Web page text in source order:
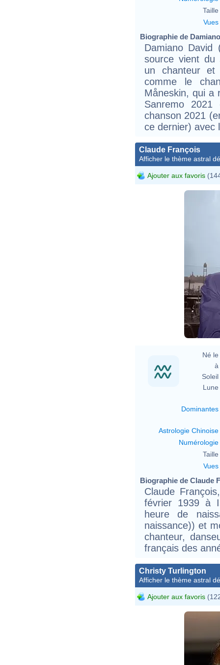
Taille
Vues
Biographie de
Damiano
source vient du
un chanteur et
comme le
Måneskin, qui a
Sanremo
chanson 2021
ce dernier) avec
Claude François
Afficher le thème astral
Ajouter aux favoris
Né le
à
Soleil
Lune
Dominantes
Astrologie Chinoise
Numérologie
Taille
Vues
Biographie de Claude
Claude
février 1939 à
heure de
naissance)) et
chanteur,
français des
Christy Turlington
Afficher le thème astral
Ajouter aux favoris